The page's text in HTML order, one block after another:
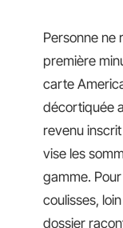
Personne ne
première
carte
décortiquée
revenu
vise les
gamme.
coulisses,
dossier